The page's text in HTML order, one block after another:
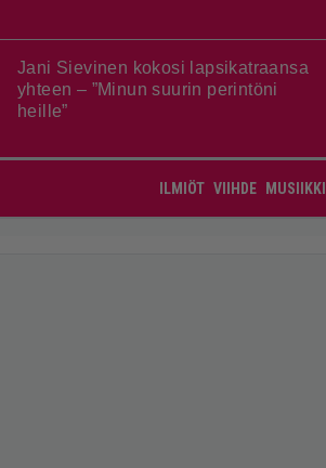
Jani Sievinen kokosi lapsikatraansa
yhteen – ”Minun suurin perintöni
heille”
ILMIÖT VIIHDE MUSIIKKI